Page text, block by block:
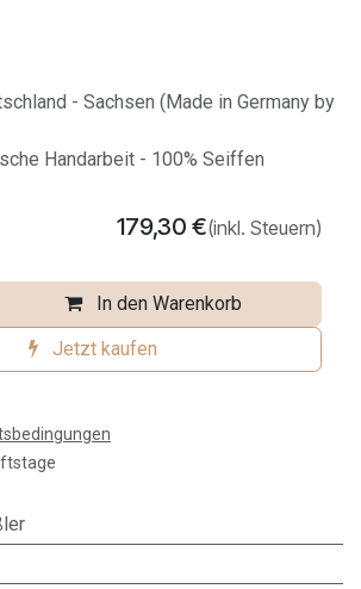
- Sachsen (Made in Germany by
Handarbeit - 100% Seiffen
In den Warenkorb
Jetzt kaufen
179,30 €(inkl. Steuern)